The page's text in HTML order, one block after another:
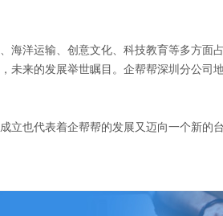
洋运输、创意文化、科技教育等多方面占
未来的发展举世瞩目。企帮帮深圳分公司
也代表着企帮帮的发展又迈向一个新的台